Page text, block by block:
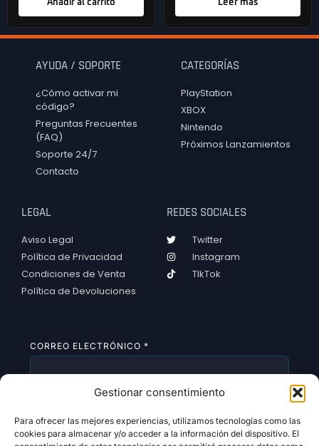
Gestionar consentimiento
Para ofrecer las mejores experiencias, utilizamos tecnologías como las
cookies para almacenar y/o acceder a la información del dispositivo. El
Añadir al carrito Leer más
AYUDA / SOPORTE
¿Cómo activar mi
código?
Preguntas Frecuentes
(FAQ)
Soporte 24/7
Contacto
CATEGORÍAS
PlayStation
XBOX
Nintendo
Próximos Lanzamientos
LEGAL
Aviso Legal
Política de Privacidad
Condiciones de Venta
Política de Devoluciones
REDES SOCIALES
Twitter
Instagram
TIkTok
CORREO ELECTRÓNICO *